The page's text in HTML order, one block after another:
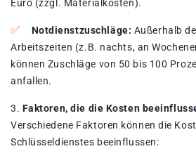
Euro (zzgl. Materialkosten).
Notdienstzuschläge: Außerhalb
Arbeitszeiten (z.B. nachts, an
können Zuschläge von 50 bis 100
anfallen.
Faktoren, die die Kosten
Verschiedene Faktoren können die
Schlüsseldienstes beeinflussen: